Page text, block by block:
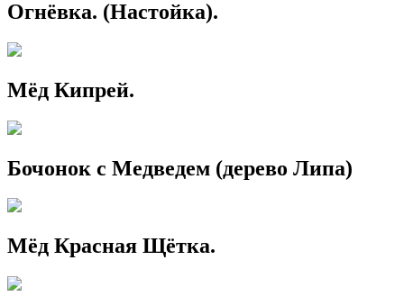
Огнёвка. (Настойка).
Мёд Кипрей.
Бочонок с Медведем (дерево Липа)
Мёд Красная Щётка.